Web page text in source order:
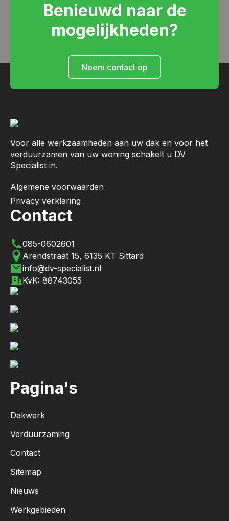
Benieuwd naar de
mogelijkheden?
Neem contact op
Voor alle werkzaamheden aan uw dak en voor het
verduurzamen van uw woning schakelt u DV
Specialist in.
Algemene voorwaarden
Privacy verklaring
Contact
085-0602601
Arendstraat 15, 6135 KT Sittard
info@dv-specialist.nl
KvK: 88743055
Pagina's
Dakwerk
Verduurzaming
Contact
Sitemap
Nieuws
Werkgebieden